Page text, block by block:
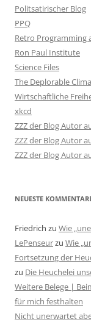
Politsatirischer Blog
PPQ
Retro Programming
Ron Paul Institute
Science Files
The Deplorable
Wirtschaftliche
xkcd
ZZZ der Blog Autor
ZZZ der Blog Autor
ZZZ der Blog Autor
NEUESTE
Friedrich zu Wie
LePenseurzu Wie
Fortsetzung der
zu Die Heuchelei
Weitere Belege |
für mich festhalten
Nicht unerwartet